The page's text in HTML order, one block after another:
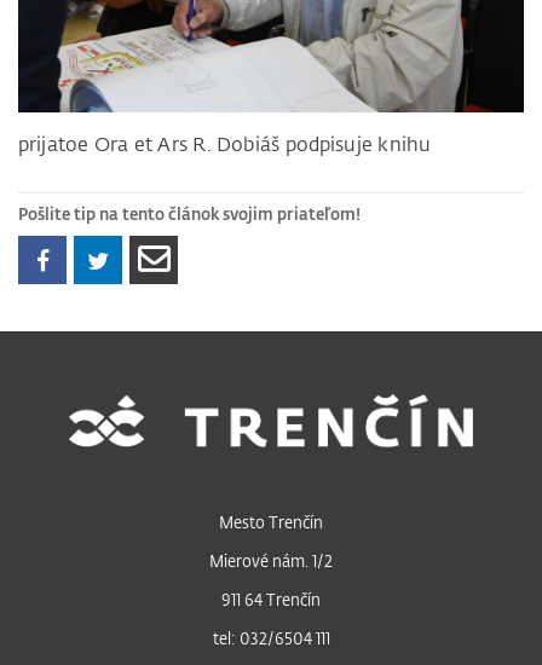
prijatoe Ora et Ars R. Dobiáš podpisuje knihu
Pošlite tip na tento článok svojim priateľom!
Mesto Trenčín
Mierové nám. 1/2
911 64 Trenčín
tel: 032/6504 111